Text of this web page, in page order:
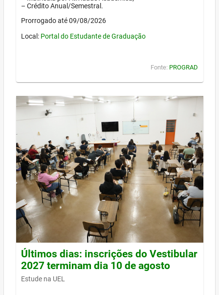
– Crédito Anual/Semestral.
Prorrogado até 09/08/2026
Local: Portal do Estudante de Graduação
Fonte: PROGRAD
Últimos dias: inscrições do Vestibular
2027 terminam dia 10 de agosto
Estude na UEL